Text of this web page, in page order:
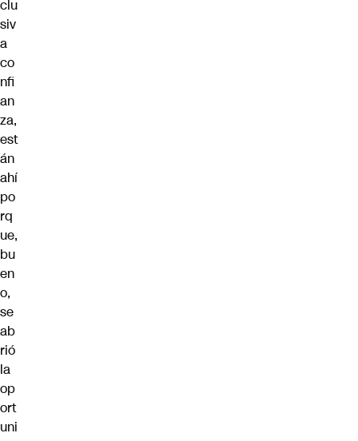
clu
siv
a
co
nfi
an
za,
est
án
ahí
po
rq
ue,
bu
en
o,
se
ab
rió
la
op
ort
uni